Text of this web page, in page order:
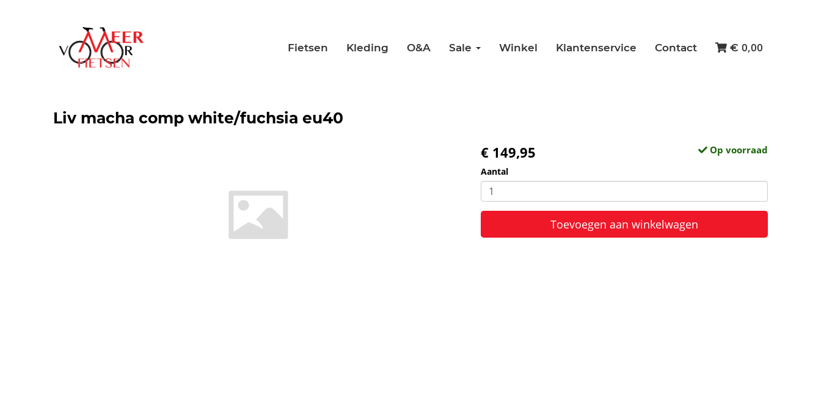
Fietsen Kleding O&A Sale Winkel Klantenservice Contact € 0,00
Liv macha comp white/fuchsia eu40
€ 149,95
Op voorraad
Aantal
Toevoegen aan winkelwagen